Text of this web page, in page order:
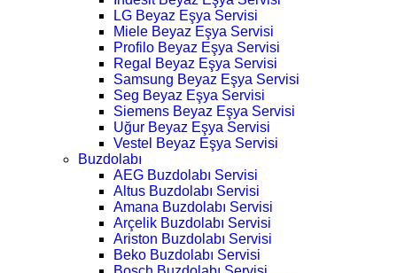
LG Beyaz Eşya Servisi
Miele Beyaz Eşya Servisi
Profilo Beyaz Eşya Servisi
Regal Beyaz Eşya Servisi
Samsung Beyaz Eşya Servisi
Seg Beyaz Eşya Servisi
Siemens Beyaz Eşya Servisi
Uğur Beyaz Eşya Servisi
Vestel Beyaz Eşya Servisi
Buzdolabı
AEG Buzdolabı Servisi
Altus Buzdolabı Servisi
Amana Buzdolabı Servisi
Arçelik Buzdolabı Servisi
Ariston Buzdolabı Servisi
Beko Buzdolabı Servisi